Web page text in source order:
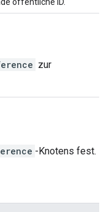
zur
-Knotens fest.